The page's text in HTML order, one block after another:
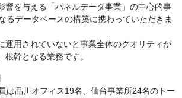
響を与える「パネルデータ事業」の中心的事
るデータベースの構築に携わっていただきま
運用されていないと事業全体のクオリティが
幹となる業務です。
は品川オフィス19名、仙台事業所24名のトー